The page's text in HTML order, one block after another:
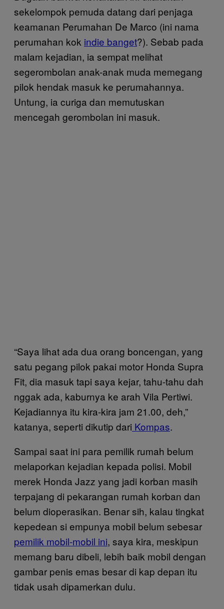
sekelompok pemuda datang dari penjaga
keamanan Perumahan De Marco (ini nama
perumahan kok indie banget?). Sebab pada
malam kejadian, ia sempat melihat
segerombolan anak-anak muda memegang
pilok hendak masuk ke perumahannya.
Untung, ia curiga dan memutuskan
mencegah gerombolan ini masuk.
“Saya lihat ada dua orang boncengan, yang
satu pegang pilok pakai motor Honda Supra
Fit, dia masuk tapi saya kejar, tahu-tahu dah
nggak ada, kaburnya ke arah Vila Pertiwi.
Kejadiannya itu kira-kira jam 21.00, deh,”
katanya, seperti dikutip dari Kompas.
Sampai saat ini para pemilik rumah belum
melaporkan kejadian kepada polisi. Mobil
merek Honda Jazz yang jadi korban masih
terpajang di pekarangan rumah korban dan
belum dioperasikan. Benar sih, kalau tingkat
kepedean si empunya mobil belum sebesar
pemilik mobil-mobil ini, saya kira, meskipun
memang baru dibeli, lebih baik mobil dengan
gambar penis emas besar di kap depan itu
tidak usah dipamerkan dulu.